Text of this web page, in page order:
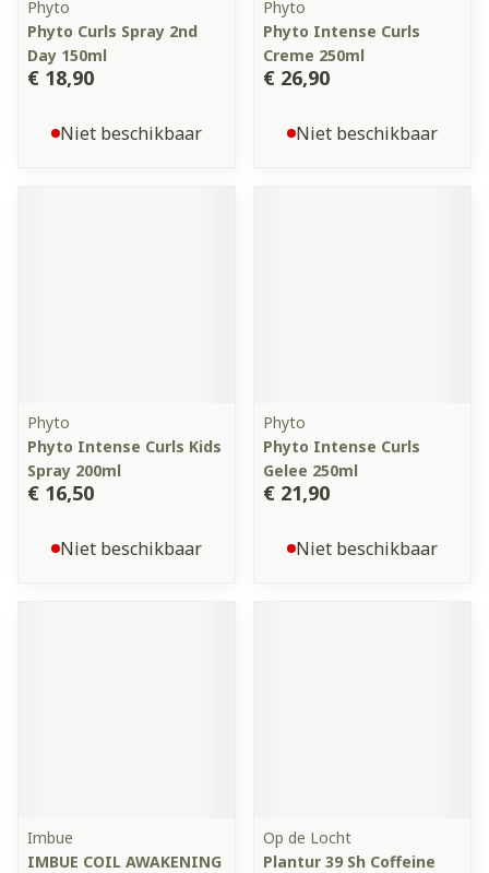
Phyto
Phyto Curls Spray 2nd
Day 150ml
€ 18,90
Niet beschikbaar
Phyto
Phyto Intense Curls
Creme 250ml
€ 26,90
Niet beschikbaar
Phyto
Phyto Intense Curls Kids
Spray 200ml
€ 16,50
Niet beschikbaar
Phyto
Phyto Intense Curls
Gelee 250ml
€ 21,90
Niet beschikbaar
Imbue
IMBUE COIL AWAKENING
Op de Locht
Plantur 39 Sh Coffeine